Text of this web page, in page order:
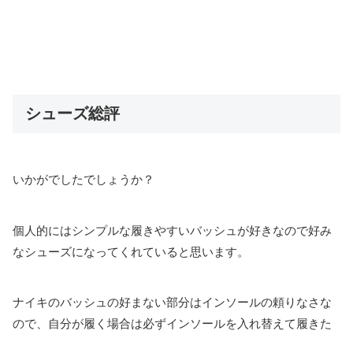
シューズ総評
いかがでしたでしょうか？
個人的にはシンプルな履きやすいバッシュが好きなので好み
なシューズになってくれていると思います。
ナイキのバッシュの好まない部分はインソールの頼りなさな
ので、自分が履く場合は必ずインソールを入れ替えて履きた